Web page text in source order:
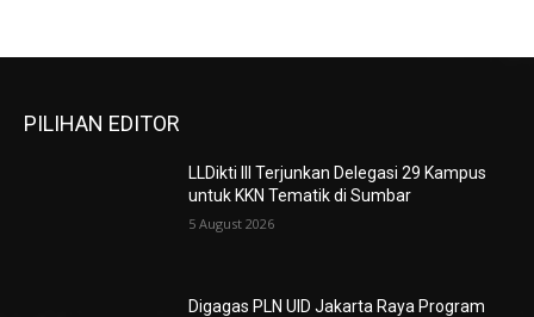
PILIHAN EDITOR
LLDikti III Terjunkan Delegasi 29 Kampus
untuk KKN Tematik di Sumbar
5 August 2026
Digagas PLN UID Jakarta Raya Program